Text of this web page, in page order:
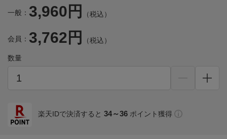
一般： 3,960円 （税込）
会員： 3,762円 （税込）
数量
楽天IDで決済すると 34～36 ポイント獲得